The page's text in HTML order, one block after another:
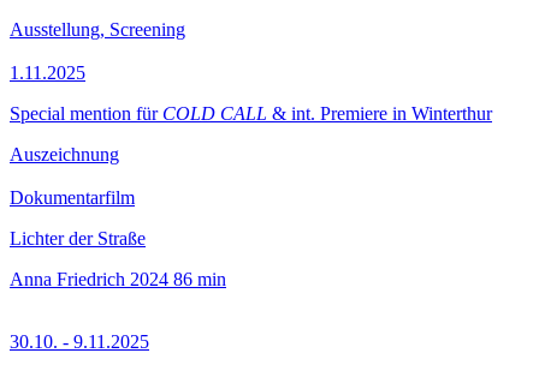
Ausstellung, Screening
1.11.2025
Special mention für COLD CALL & int. Premiere in Winterthur
Auszeichnung
Dokumentarfilm
Lichter der Straße
Anna Friedrich 2024 86 min
30.10. - 9.11.2025